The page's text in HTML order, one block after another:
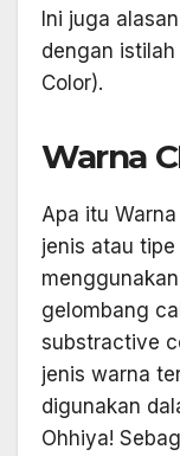
Ini juga
dengan
Color).
Warna
Apa itu
jenis atau
gelombang
substractive
jenis warna
digunakan
Ohhiya!